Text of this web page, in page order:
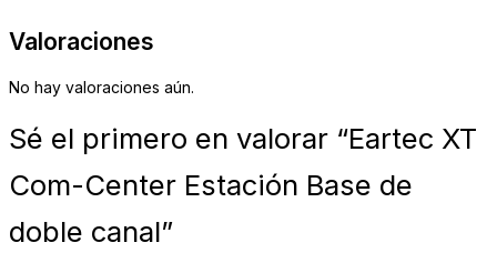
Valoraciones
No hay valoraciones aún.
Sé el primero en valorar “Eartec XT
Com-Center Estación Base de
doble canal”